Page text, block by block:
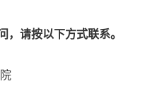
，请按以下方式联系。
二医院